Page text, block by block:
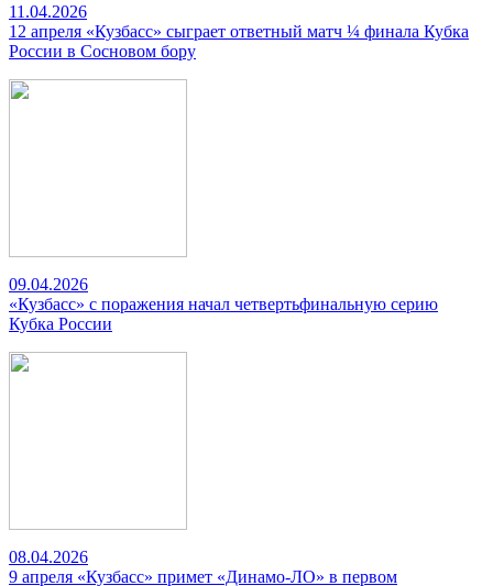
11.04.2026
12 апреля «Кузбасс» сыграет ответный матч ¼ финала Кубка
России в Сосновом бору
09.04.2026
«Кузбасс» с поражения начал четвертьфинальную серию
Кубка России
08.04.2026
9 апреля «Кузбасс» примет «Динамо-ЛО» в первом